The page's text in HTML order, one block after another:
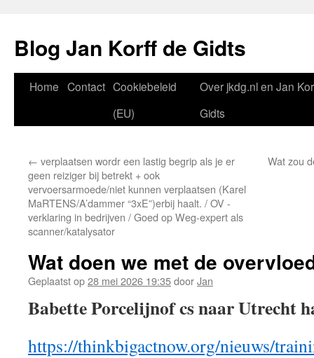
Blog Jan Korff de Gidts
Home Contact Cookiebeleid
(EU)
Over jkdg.nl en Jan
Gidts
← verplaatsen wordr een lastig begrip als je er
geen reiziger bij betrekt + ook
vervoersarmoede/niet kunnen verplaatsen (Karel
MaRTENS/A’dammer “3xE”)erbij haalt. / OV -
verklaring in bedrijven / Goed op Weg-expert als
scanner/katalysator
Wat zou
Wat doen we met de
Geplaatst op28 mei 2026 19:35doorJan
Babette Porcelijnof cs naar Utrecht
https://thinkbigactnow.org/nieuws/